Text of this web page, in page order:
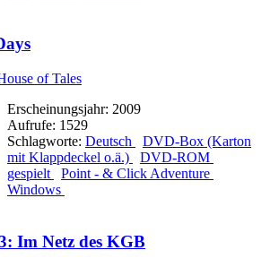
of Tales
Erscheinungsjahr: 2009
Aufrufe: 1529
Schlagworte: Deutsch
DVD-Box (Karton
mit Klappdeckel o.ä.)
DVD-ROM
gespielt
Point - & Click Adventure
Windows
Im Netz des KGB